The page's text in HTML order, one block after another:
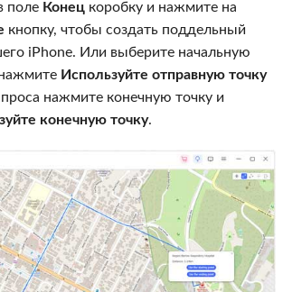
поле Конец коробку и нажмите на
кнопку, чтобы создать поддельный
iPhone. Или выберите начальную
Используйте отправную точку
нажмите конечную точку и
конечную точку.